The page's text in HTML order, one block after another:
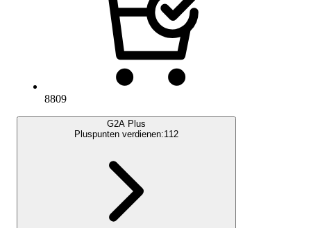
8809
G2A Plus
Pluspunten verdienen:112